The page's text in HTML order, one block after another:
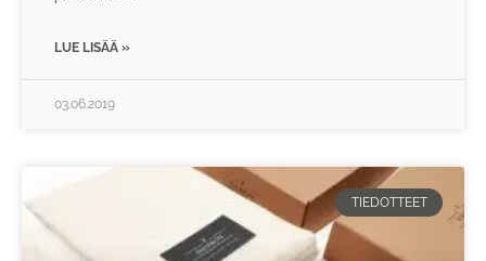
LUE LISÄÄ »
03.06.2019
TIEDOTTEET